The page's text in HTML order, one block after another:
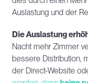
Auslastung und der
Die Auslastung
Nacht mehr Zimmer
bessere Distribution,
der Direct-Website